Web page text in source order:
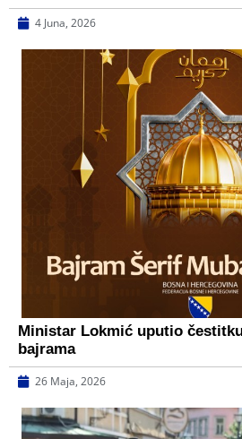
4 Juna, 2026
Ministar Lokmić uputio
bajrama
26 Maja, 2026